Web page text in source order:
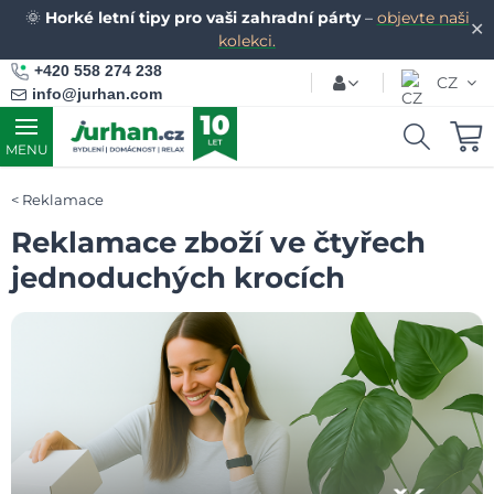
✕
🌞 Horké letní tipy pro vaši zahradní párty– objevte naši
kolekci.
+420 558 274 238
info@jurhan.com
CZ
MENU
Reklamace
Reklamace zboží ve čtyřech
jednoduchých krocích